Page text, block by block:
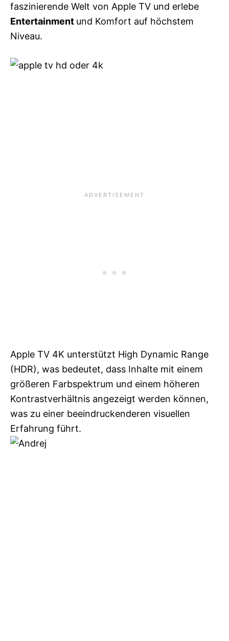
faszinierende Welt von Apple TV und erlebe
Entertainment und Komfort auf höchstem
Niveau.
Apple TV 4K unterstützt High Dynamic Range
(HDR), was bedeutet, dass Inhalte mit einem
größeren Farbspektrum und einem höheren
Kontrastverhältnis angezeigt werden können,
was zu einer beeindruckenderen visuellen
Erfahrung führt.